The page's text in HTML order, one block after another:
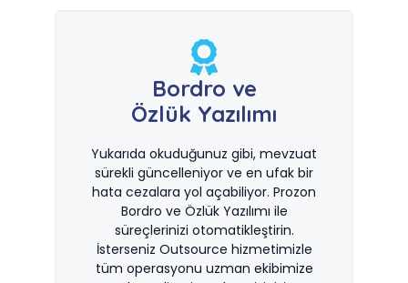
Bordro ve
Özlük Yazılımı
Yukarıda okuduğunuz gibi, mevzuat
sürekli güncelleniyor ve en ufak bir
hata cezalara yol açabiliyor. Prozon
Bordro ve Özlük Yazılımı ile
süreçlerinizi otomatikleştirin.
İsterseniz Outsource hizmetimizle
tüm operasyonu uzman ekibimize